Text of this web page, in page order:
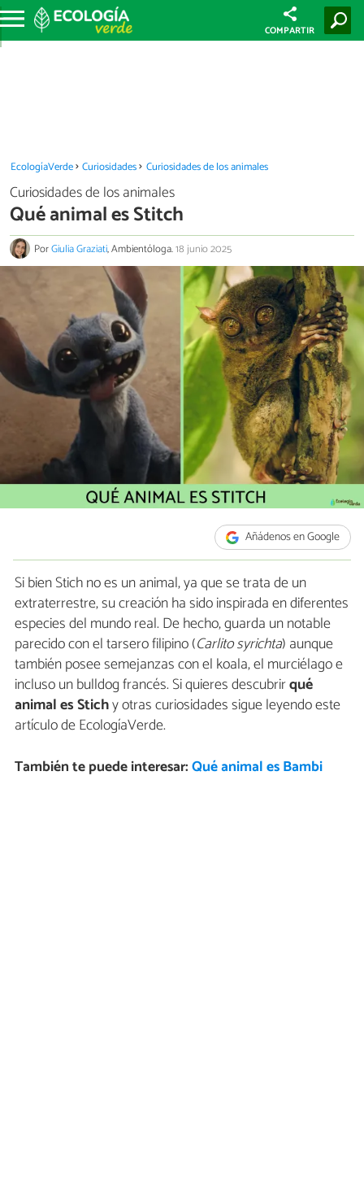
COMPARTIR
EcologíaVerde Curiosidades Curiosidades de los animales
Curiosidades de los animales
Qué animal es Stitch
PorGiulia Graziati, Ambientóloga.18 junio 2025
Añádenos en Google
Si bien Stich no es un animal, ya que se trata de un
extraterrestre, su creación ha sido inspirada en diferentes
especies del mundo real. De hecho, guarda un notable
parecido con el tarsero filipino (Carlito syrichta) aunque
también posee semejanzas con el koala, el murciélago e
incluso un bulldog francés. Si quieres descubrirqué
animal es Stichy otras curiosidades sigue leyendo este
artículo de EcologíaVerde.
También te puede interesar:Qué animal es Bambi